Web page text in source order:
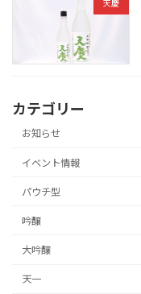
天慶
カテゴリー
お知らせ
イベント情報
パウチ型
吟醸
大吟醸
天一